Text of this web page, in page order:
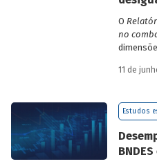
O
no
BNDES.
11 de
Estudos